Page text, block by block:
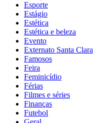
Esporte
Estágio
Estética
Estética e beleza
Evento
Externato Santa Clara
Famosos
Feira
Feminicídio
Férias
Filmes e séries
Finanças
Futebol